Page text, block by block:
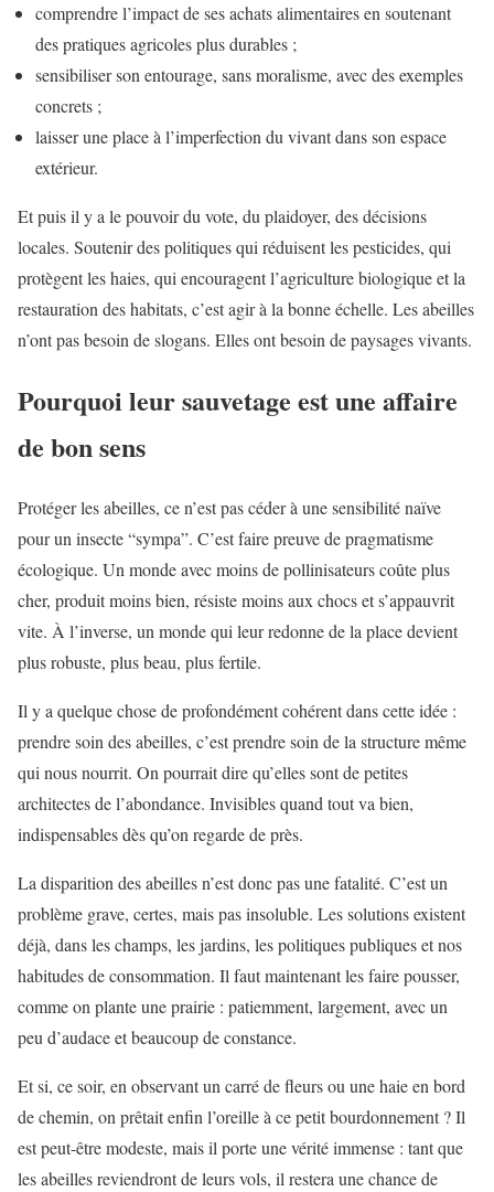
comprendre l’impact de ses achats alimentaires en soutenant
des pratiques agricoles plus durables ;
sensibiliser son entourage, sans moralisme, avec des exemples
concrets ;
laisser une place à l’imperfection du vivant dans son espace
extérieur.
Et puis il y a le pouvoir du vote, du plaidoyer, des décisions
locales. Soutenir des politiques qui réduisent les pesticides, qui
protègent les haies, qui encouragent l’agriculture biologique et la
restauration des habitats, c’est agir à la bonne échelle. Les abeilles
n’ont pas besoin de slogans. Elles ont besoin de paysages vivants.
Pourquoi leur sauvetage est une affaire
de bon sens
Protéger les abeilles, ce n’est pas céder à une sensibilité naïve
pour un insecte “sympa”. C’est faire preuve de pragmatisme
écologique. Un monde avec moins de pollinisateurs coûte plus
cher, produit moins bien, résiste moins aux chocs et s’appauvrit
vite. À l’inverse, un monde qui leur redonne de la place devient
plus robuste, plus beau, plus fertile.
Il y a quelque chose de profondément cohérent dans cette idée :
prendre soin des abeilles, c’est prendre soin de la structure même
qui nous nourrit. On pourrait dire qu’elles sont de petites
architectes de l’abondance. Invisibles quand tout va bien,
indispensables dès qu’on regarde de près.
La disparition des abeilles n’est donc pas une fatalité. C’est un
problème grave, certes, mais pas insoluble. Les solutions existent
déjà, dans les champs, les jardins, les politiques publiques et nos
habitudes de consommation. Il faut maintenant les faire pousser,
comme on plante une prairie : patiemment, largement, avec un
peu d’audace et beaucoup de constance.
Et si, ce soir, en observant un carré de fleurs ou une haie en bord
de chemin, on prêtait enfin l’oreille à ce petit bourdonnement ? Il
est peut-être modeste, mais il porte une vérité immense : tant que
les abeilles reviendront de leurs vols, il restera une chance de